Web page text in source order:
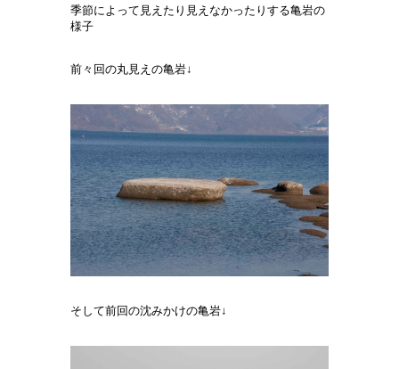
季節によって見えたり見えなかったりする亀岩の
様子
前々回の丸見えの亀岩↓
そして前回の沈みかけの亀岩↓